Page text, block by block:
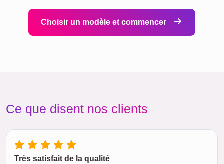
Choisir un modèle et commencer
Ce que disent nos clients
Très satisfait de la qualité